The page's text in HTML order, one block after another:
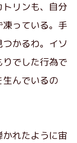
トリンも、自分
っている。手
かるわ。イソ
でした行為で
んでいるの
れたように宙